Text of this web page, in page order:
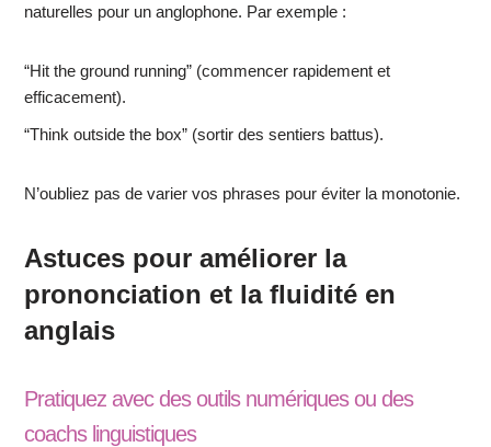
naturelles pour un anglophone. Par exemple :
“Hit the ground running” (commencer rapidement et
efficacement).
“Think outside the box” (sortir des sentiers battus).
N’oubliez pas de varier vos phrases pour éviter la monotonie.
Astuces pour améliorer la
prononciation et la fluidité en
anglais
Pratiquez avec des outils numériques ou des
coachs linguistiques